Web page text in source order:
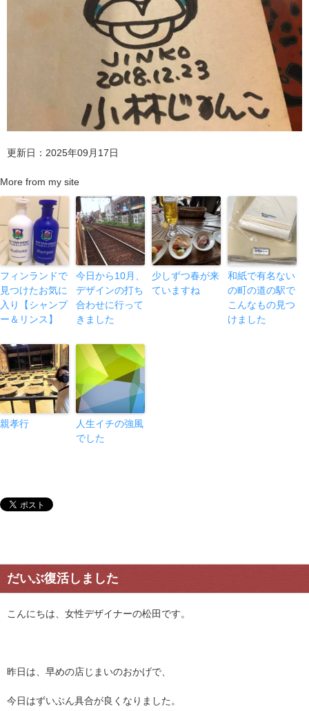
更新日：2025年09月17日
More from my site
フィンランドで
見つけたお気に
入り【シャンプ
ー＆リンス】
今日から10月、
デザインの打ち
合わせに行って
きました
少しずつ春が来
ていますね
和紙で有名ない
の町の道の駅で
こんなもの見つ
けました
親孝行
人生イチの強風
でした
だいぶ復活しました
こんにちは、女性デザイナーの松田です。
昨日は、早めの店じまいのおかげで、
今日はずいぶん具合が良くなりました。